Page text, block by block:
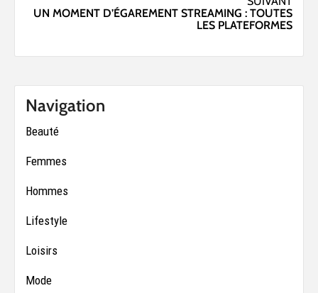
d’article
UN MOMENT D’ÉGAREMENT STREAMING : TOUTES
LES PLATEFORMES
Navigation
Beauté
Femmes
Hommes
Lifestyle
Loisirs
Mode